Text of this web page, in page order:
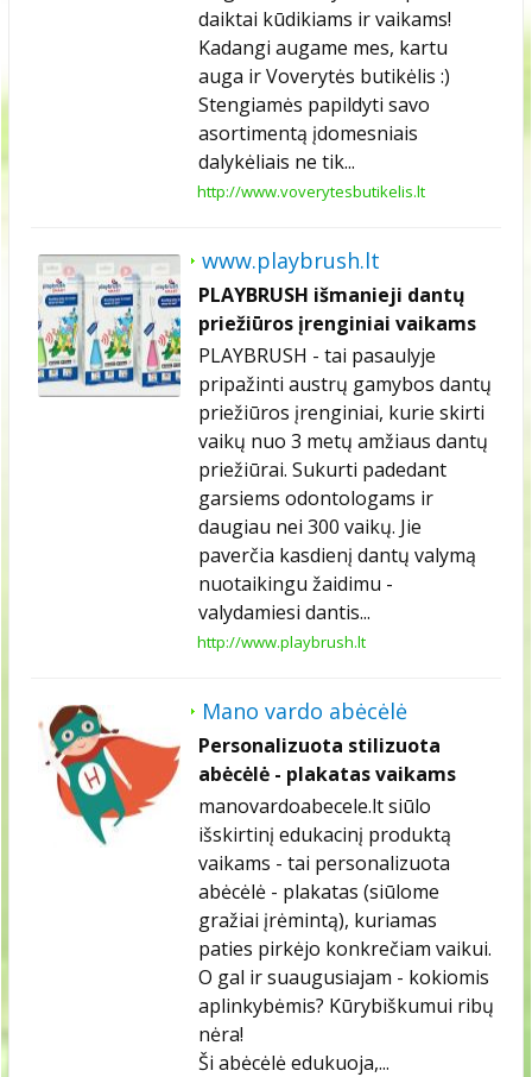
daiktai kūdikiams ir vaikams!
Kadangi augame mes, kartu
auga ir Voverytės butikėlis :)
Stengiamės papildyti savo
asortimentą įdomesniais
dalykėliais ne tik...
http://www.voverytesbutikelis.lt
www.playbrush.lt
PLAYBRUSH išmanieji dantų
priežiūros įrenginiai vaikams
PLAYBRUSH - tai pasaulyje
pripažinti austrų gamybos dantų
priežiūros įrenginiai, kurie skirti
vaikų nuo 3 metų amžiaus dantų
priežiūrai. Sukurti padedant
garsiems odontologams ir
daugiau nei 300 vaikų. Jie
paverčia kasdienį dantų valymą
nuotaikingu žaidimu -
valydamiesi dantis...
http://www.playbrush.lt
Mano vardo abėcėlė
Personalizuota stilizuota
abėcėlė - plakatas vaikams
manovardoabecele.lt siūlo
išskirtinį edukacinį produktą
vaikams - tai personalizuota
abėcėlė - plakatas (siūlome
gražiai įrėmintą), kuriamas
paties pirkėjo konkrečiam vaikui.
O gal ir suaugusiajam - kokiomis
aplinkybėmis? Kūrybiškumui ribų
nėra!
Ši abėcėlė edukuoja,...